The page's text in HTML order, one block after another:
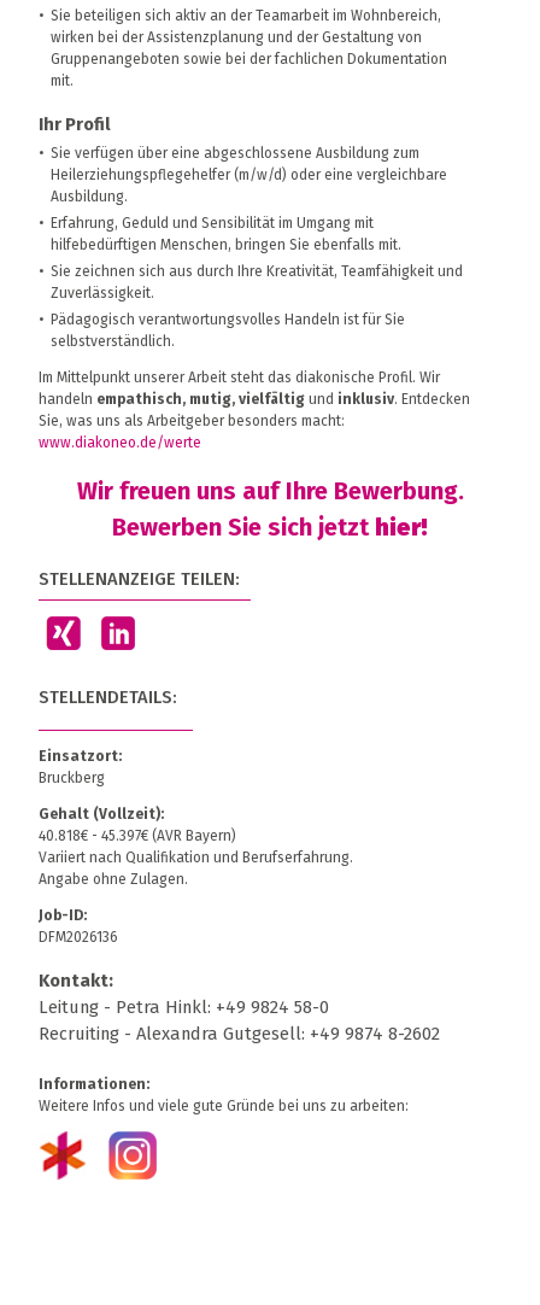
Sie beteiligen sich aktiv an der Teamarbeit im Wohnbereich,
wirken bei der Assistenzplanung und der Gestaltung von
Gruppenangeboten sowie bei der fachlichen Dokumentation
mit.
Ihr Profil
Sie verfügen über eine abgeschlossene Ausbildung zum
Heilerziehungspflegehelfer (m/w/d) oder eine vergleichbare
Ausbildung.
Erfahrung, Geduld und Sensibilität im Umgang mit
hilfebedürftigen Menschen, bringen Sie ebenfalls mit.
Sie zeichnen sich aus durch Ihre Kreativität, Teamfähigkeit und
Zuverlässigkeit.
Pädagogisch verantwortungsvolles Handeln ist für Sie
selbstverständlich.
Im Mittelpunkt unserer Arbeit steht das diakonische Profil. Wir
handeln empathisch, mutig, vielfältig und inklusiv. Entdecken
Sie, was uns als Arbeitgeber besonders macht:
www.diakoneo.de/werte
Wir freuen uns auf Ihre Bewerbung.
Bewerben Sie sich jetzt hier!
STELLENANZEIGE TEILEN:
STELLENDETAILS:
Einsatzort:
Bruckberg
Gehalt (Vollzeit):
40.818€ - 45.397€ (AVR Bayern)
Variiert nach Qualifikation und Berufserfahrung.
Angabe ohne Zulagen.
Job-ID:
DFM2026136
Kontakt:
Leitung - Petra Hinkl: +49 9824 58-0
Recruiting - Alexandra Gutgesell: +49 9874 8-2602
Informationen:
Weitere Infos und viele gute Gründe bei uns zu arbeiten: